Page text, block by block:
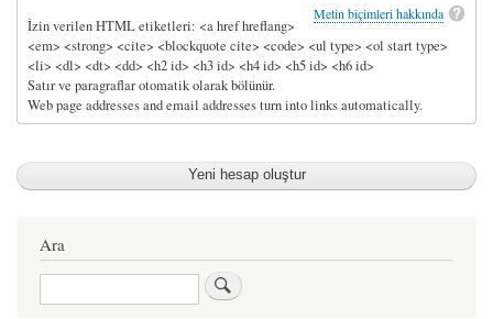
Metin biçimleri hakkında
İzin verilen HTML etiketleri: <a href hreflang>
<em> <strong> <cite> <blockquote cite> <code> <ul type> <ol start type>
<li> <dl> <dt> <dd> <h2 id> <h3 id> <h4 id> <h5 id> <h6 id>
Satır ve paragraflar otomatik olarak bölünür.
Web page addresses and email addresses turn into links automatically.
Ara
Ara